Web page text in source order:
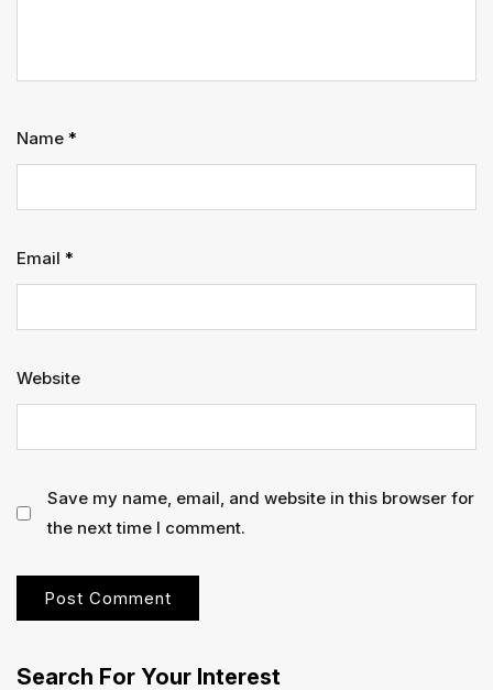
Name *
Email *
Website
Save my name, email, and website in this browser for
the next time I comment.
Search For Your Interest